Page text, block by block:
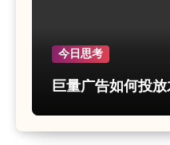
今日思考
巨量广告如何投放